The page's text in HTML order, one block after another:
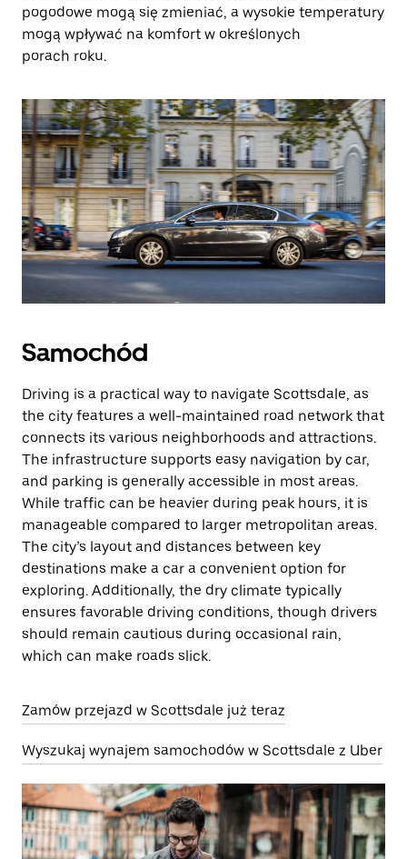
pogodowe mogą się zmieniać, a wysokie temperatury
mogą wpływać na komfort w określonych
porach roku.
Samochód
Driving is a practical way to navigate Scottsdale, as
the city features a well-maintained road network that
connects its various neighborhoods and attractions.
The infrastructure supports easy navigation by car,
and parking is generally accessible in most areas.
While traffic can be heavier during peak hours, it is
manageable compared to larger metropolitan areas.
The city’s layout and distances between key
destinations make a car a convenient option for
exploring. Additionally, the dry climate typically
ensures favorable driving conditions, though drivers
should remain cautious during occasional rain,
which can make roads slick.
Zamów przejazd w Scottsdale już teraz
Wyszukaj wynajem samochodów w Scottsdale z Uber